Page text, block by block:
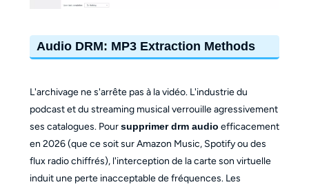
Audio DRM: MP3 Extraction Methods
L'archivage ne s'arrête pas à la vidéo. L'industrie du
podcast et du streaming musical verrouille agressivement
ses catalogues. Poursupprimer drm audio efficacement
en 2026 (que ce soit sur Amazon Music, Spotify ou des
flux radio chiffrés), l'interception de la carte son virtuelle
induit une perte inacceptable de fréquences. Les